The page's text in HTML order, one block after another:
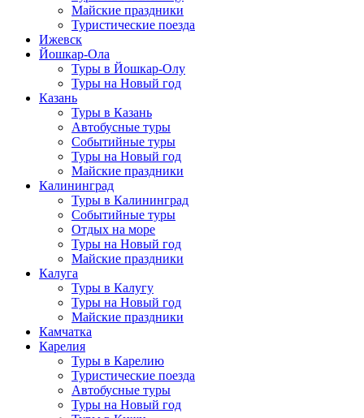
Майские праздники
Туристические поезда
Ижевск
Йошкар-Ола
Туры в Йошкар-Олу
Туры на Новый год
Казань
Туры в Казань
Автобусные туры
Событийные туры
Туры на Новый год
Майские праздники
Калининград
Туры в Калининград
Событийные туры
Отдых на море
Туры на Новый год
Майские праздники
Калуга
Туры в Калугу
Туры на Новый год
Майские праздники
Камчатка
Карелия
Туры в Карелию
Туристические поезда
Автобусные туры
Туры на Новый год